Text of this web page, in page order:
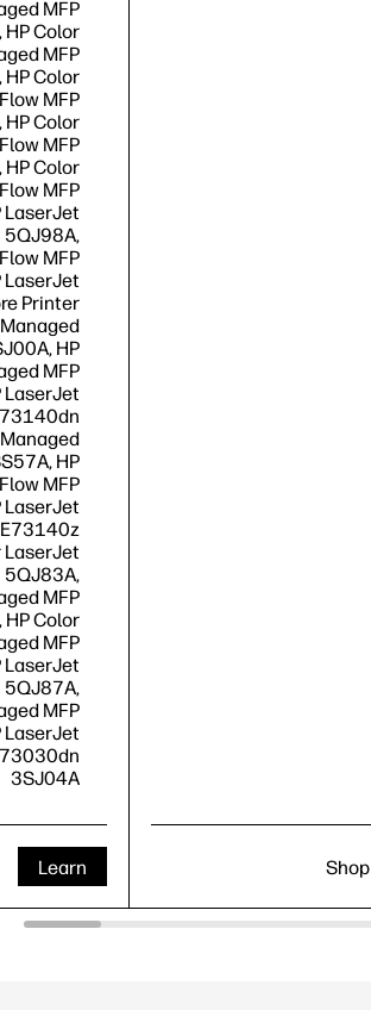
MFP
Color
MFP
Color
MFP
Color
MFP
Color
MFP
LaserJet
5QJ98A,
MFP
LaserJet
Printer
HP
MFP
LaserJet
HP
MFP
LaserJet
E73140z
LaserJet
5QJ83A,
MFP
Color
MFP
LaserJet
5QJ87A,
MFP
LaserJet
3SJ04A
Learn Shop